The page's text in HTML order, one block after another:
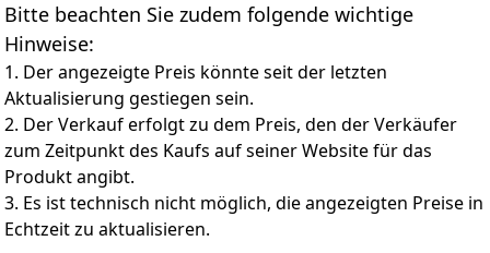
zum Kinderspiel (obwohl wir natürlich Hammer und
Schraubendreher empfehlen).
Outdoor-Held für jede Wetterlage: Unser Kiefernholz-
Häuschen trotzt Wind und Wetter wie ein echter
Wikinger! Die stabile Bauweise hält jahrelang, während
die gute Belüftung deine Geräte vor Feuchtigkeit
schützt. Perfekt für alle, die ihren Garten pflegen, ohne
ständig neues Equipment kaufen zu müssen.
Garten-Ordnung mit Stil: Wer sagt, dass praktisch nicht
auch schön sein kann? Diese Garage vereint beides –
sie ist der Butler deines Gartens! Ob auf der Terrasse
Bitte beachten Sie zudem folgende wichtige
Hinweise:
1. Der angezeigte Preis könnte seit der letzten
Aktualisierung gestiegen sein.
2. Der Verkauf erfolgt zu dem Preis, den der Verkäufer
zum Zeitpunkt des Kaufs auf seiner Website für das
Produkt angibt.
3. Es ist technisch nicht möglich, die angezeigten Preise in
Echtzeit zu aktualisieren.